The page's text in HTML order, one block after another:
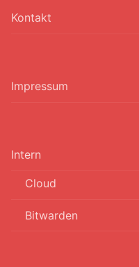
Kontakt
Impressum
Intern
Cloud
Bitwarden